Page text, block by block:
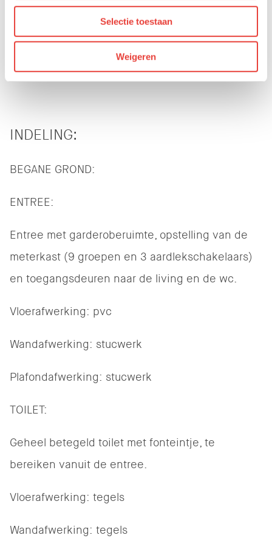
Selectie toestaan
Weigeren
INDELING:
BEGANE GROND:
ENTREE:
Entree met garderoberuimte, opstelling van de
meterkast (9 groepen en 3 aardlekschakelaars)
en toegangsdeuren naar de living en de wc.
Vloerafwerking: pvc
Wandafwerking: stucwerk
Plafondafwerking: stucwerk
TOILET:
Geheel betegeld toilet met fonteintje, te
bereiken vanuit de entree.
Vloerafwerking: tegels
Wandafwerking: tegels
Ja
Buurtvoorzieningen
Alles in directe omgeving